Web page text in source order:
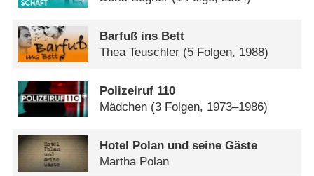
Barfuß ins Bett
Thea Teuschler (5 Folgen, 1988)
Polizeiruf 110
Mädchen (3 Folgen, 1973–1986)
Hotel Polan und seine Gäste
Martha Polan